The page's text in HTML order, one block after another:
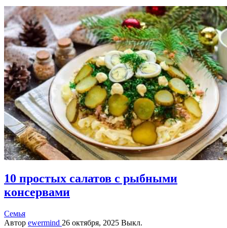
10 простых салатов с рыбными
консервами
Семья
Автор ewermind 26 октября, 2025 Выкл.